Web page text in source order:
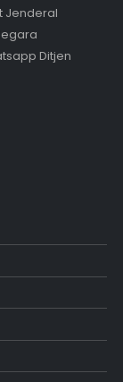
Jenderal
Ditjen